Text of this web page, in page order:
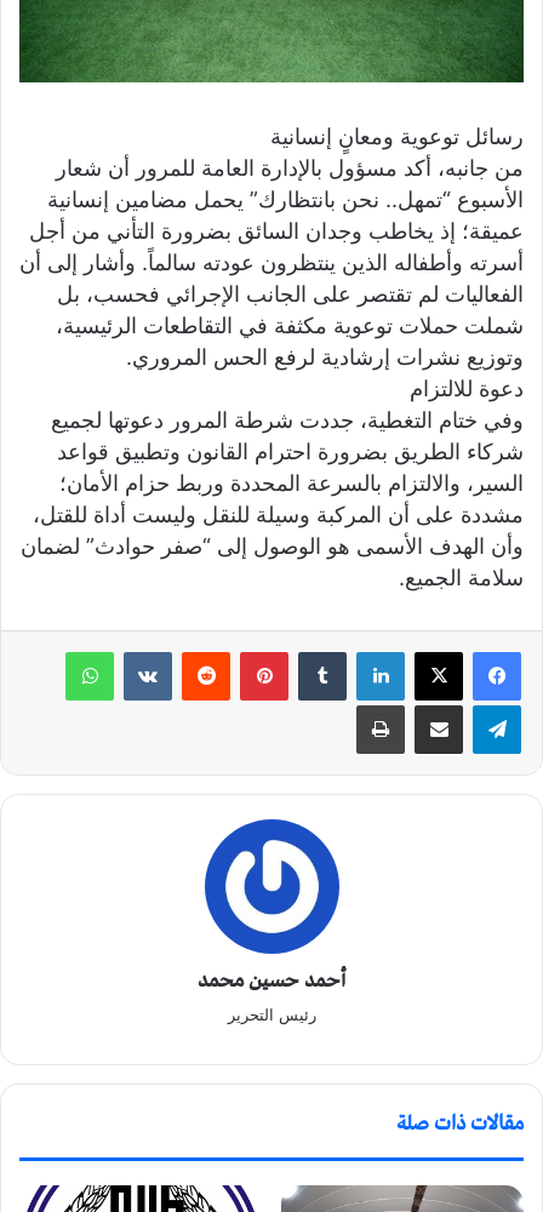
​رسائل توعوية ومعانٍ إنسانية
​من جانبه، أكد مسؤول بالإدارة العامة للمرور أن شعار
الأسبوع “تمهل.. نحن بانتظارك” يحمل مضامين إنسانية
عميقة؛ إذ يخاطب وجدان السائق بضرورة التأني من أجل
أسرته وأطفاله الذين ينتظرون عودته سالماً. وأشار إلى أن
الفعاليات لم تقتصر على الجانب الإجرائي فحسب، بل
شملت حملات توعوية مكثفة في التقاطعات الرئيسية،
وتوزيع نشرات إرشادية لرفع الحس المروري.
​دعوة للالتزام
​وفي ختام التغطية، جددت شرطة المرور دعوتها لجميع
شركاء الطريق بضرورة احترام القانون وتطبيق قواعد
السير، والالتزام بالسرعة المحددة وربط حزام الأمان؛
مشددة على أن المركبة وسيلة للنقل وليست أداة للقتل،
وأن الهدف الأسمى هو الوصول إلى “صفر حوادث” لضمان
سلامة الجميع.
لينكدإن بينتيريست
أحمد حسين محمد
رئيس التحرير
مقالات ذات صلة